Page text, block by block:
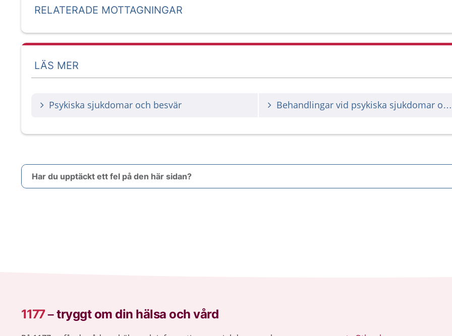
RELATERADE MOTTAGNINGAR
LÄS MER
Psykiska sjukdomar och besvär Behandlingar vid psykiska sjukdomar och besvär
Har du upptäckt ett fel på den här sidan?
1177–tryggt om din hälsa och vård